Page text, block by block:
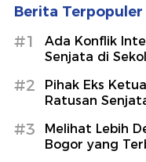
Berita Terpopuler
#1
Ada Konflik
Senjata di
#2
Pihak Eks
Ratusan
#3
Melihat Lebih
Bogor yang